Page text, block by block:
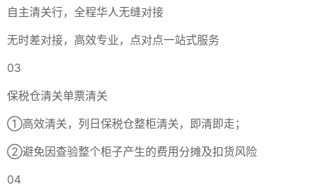
自主清关行，全程华人无缝对接
无时差对接，高效专业，点对点一站式服务
03
保税仓清关单票清关
①高效清关，列日保税仓整柜清关，即清即走；
②避免因查验整个柜子产生的费用分摊及扣货风险
04